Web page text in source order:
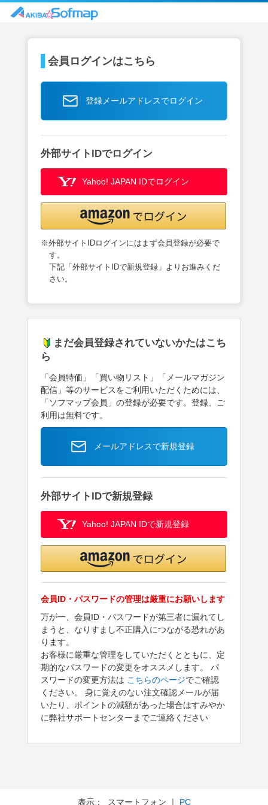
会員ログインはこちら
登録メールアドレスでログイン
外部サイトIDでログイン
Yahoo! JAPAN IDでログイン
※外部サイトIDログインにはまず会員登録が必要で
す。
下記「外部サイトIDで新規登録」よりお進みくだ
さい。
まだ会員登録されていないかたはこち
ら
「会員特価」「買い物リスト」「メールマガジン
配信」等のサービスをご利用いただくためには、
「ソフマップ会員」の登録が必要です。登録、ご
利用は無料です。
メールアドレスで新規登録
外部サイトIDで新規登録
Yahoo! JAPAN IDで新規登録
会員ID・パスワードの管理は厳重にお願いします
万が一、会員ID・パスワードが第三者に漏れてし
まうと、なりすまし不正購入につながる恐れがあ
ります。
お客様に厳重な管理をしていただくとともに、定
期的なパスワードの変更をオススメします。 パ
スワードの変更方法は こちらのページでご確認
ください。 身に覚えのない注文確認メールが届
いたり、ポイントの減額があった場合はすみやか
に弊社サポートセンターまでご連絡ください
表示： スマートフォン ｜ PC